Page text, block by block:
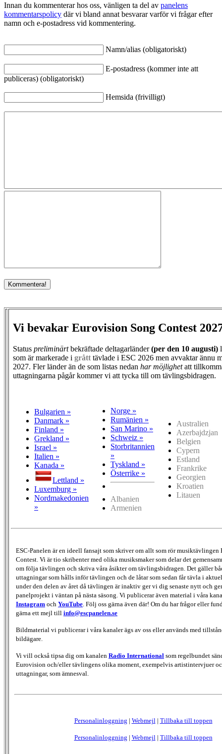
Innan du kommenterar hos oss, vänligen ta del av panelens
kommentarspolicy där vi bland annat besvarar varför vi frågar efter
namn och e-postadress vid kommentering.
Namn/alias (obligatoriskt)
E-postadress (kommer inte att
publiceras) (obligatoriskt)
Hemsida (frivilligt)
Vi bevakar Eurovision Song Contest
Status preliminärtbekräftade deltagarländer(per den 10 augusti)
som är markerade i grått tävlade i ESC 2026 men avvaktar ännu
2027. Fler länder än de som listas nedan har möjlighetatt
uttagningarna pågår kommer vi att tycka till om tävlingsbidragen.
Bulgarien »
Danmark »
Finland »
Grekland »
Israel »
Italien »
Kanada »
Lettland »
Luxemburg »
Nordmakedonien
»
Norge »
Rumänien »
San Marino »
Schweiz »
Storbritannien
»
Tyskland »
Österrike »
Albanien
Armenien
Australien
Azerbajdzjan
Belgien
Cypern
Estland
Frankrike
Georgien
Kroatien
Litauen
ESC-Panelen är en ideell fansajt som skriver om allt som rör musiktävlingen
Contest. Vi är tio skribenter med olika musiksmaker som delar det
om följa tävlingen och skriva våra åsikter om tävlingsbidragen. Det gäller
uttagningar som hålls inför tävlingen och de låtar som sedan får tävla i
under den delen av året då tävlingen är inaktiv ger vi dig senaste nytt och
panelprojekt i väntan på nästa säsong. Vi publicerar även material i våra
Instagram och YouTube . Följ oss gärna även där! Om du har frågor eller
gärna ett mejl till info@escpanelen.se
Bildmaterial vi publicerar i våra kanaler ägs av oss eller används med
bildägare.
Vi vill också tipsa dig om kanalen Radio International som regelbundet
Eurovision och/eller tävlingens olika moment, exempelvis artistintervjuer
uttagningar, som ämnesval.
Personalinloggning | Webmejl | Tillbaka till toppen
Personalinloggning | Webmejl | Tillbaka till toppen